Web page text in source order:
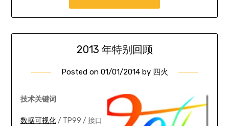
2013 年特别回顾
Posted on 01/01/2014by 四火
技术关键词
数据可视化/ TP99 / 接口